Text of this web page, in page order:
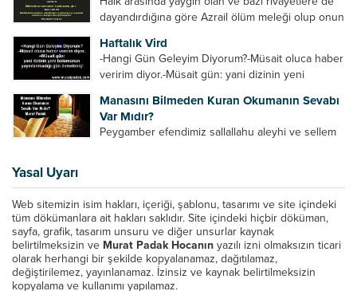
diğer insanları ezebiliyor. Normal şartlarda elinde
bu güçler...
dayandırdığına göre Azrail ölüm meleği olup onun
Azrail tek başına aynı anda binlerce insanın
canını...
Haftalık Vird
-Hangi Gün Geleyim Diyorum?-Müsait oluca haber
veririm diyor.-Müsait gün: yani dizinin yeni
efendinin Haftalık Virdi HAFTALIK VİRD Pazartesi
Günü Hangi VİRD var?20:00 Star TV –...
Manasını Bilmeden Kuran Okumanın Sevabı
Var Mıdır?
Peygamber efendimiz sallallahu aleyhi ve sellem
Yasal Uyarı
Web sitemizin isim hakları, içeriği, şablonu, tasarımı ve site içindeki
tüm dökümanlara ait hakları saklıdır. Site içindeki hiçbir döküman,
sayfa, grafik, tasarım unsuru ve diğer unsurlar kaynak
belirtilmeksizin ve Murat Padak Hocanın yazılı izni olmaksızın ticari
olarak herhangi bir şekilde kopyalanamaz, dağıtılamaz,
değiştirilemez, yayınlanamaz. İzinsiz ve kaynak belirtilmeksizin
kopyalama ve kullanımı yapılamaz.